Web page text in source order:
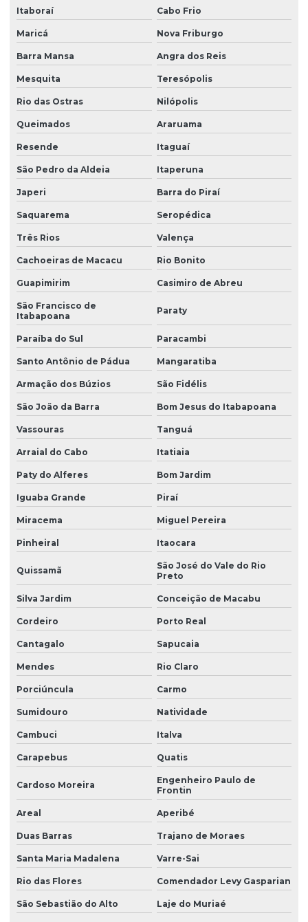
Itaboraí Cabo Frio
Maricá Nova Friburgo
Barra Mansa Angra dos Reis
Mesquita Teresópolis
Rio das Ostras Nilópolis
Queimados Araruama
Resende Itaguaí
São Pedro da Aldeia Itaperuna
Japeri Barra do Piraí
Saquarema Seropédica
Três Rios Valença
Cachoeiras de Macacu Rio Bonito
Guapimirim Casimiro de Abreu
São Francisco de
Itabapoana
Paraty
Paraíba do Sul Paracambi
Santo Antônio de Pádua Mangaratiba
Armação dos Búzios São Fidélis
São João da Barra Bom Jesus do Itabapoana
Vassouras Tanguá
Arraial do Cabo Itatiaia
Paty do Alferes Bom Jardim
Iguaba Grande Piraí
Miracema Miguel Pereira
Pinheiral Itaocara
Quissamã
São José do Vale do Rio
Preto
Silva Jardim Conceição de Macabu
Cordeiro Porto Real
Cantagalo Sapucaia
Mendes Rio Claro
Porciúncula Carmo
Sumidouro Natividade
Cambuci Italva
Carapebus Quatis
Cardoso Moreira
Engenheiro Paulo de
Frontin
Areal Aperibé
Duas Barras Trajano de Moraes
Santa Maria Madalena Varre-Sai
Rio das Flores Comendador Levy Gasparian
São Sebastião do Alto Laje do Muriaé